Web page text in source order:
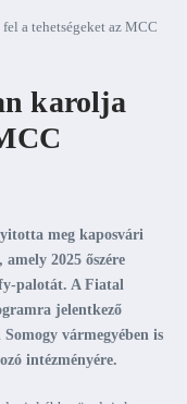
a tehetségeket az MCC
karolja
meg kaposvári
2025 őszére
palotát. A Fiatal
jelentkező
vármegyében is
intézményére.